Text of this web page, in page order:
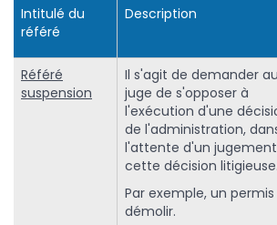
Intitulé du
référé
Description
Référé
suspension
Il s'agit de demander au
juge de s'opposer à
l'exécution d'une
de l'administration,
l'attente d'un
cette décision litigieuse.
Par exemple, un
démolir.